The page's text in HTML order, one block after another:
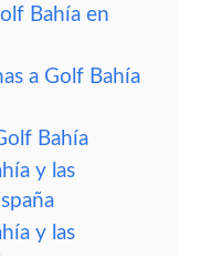
Bahía en
a Golf Bahía
Bahía
y las
y las